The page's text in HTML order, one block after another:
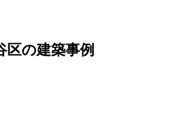
区の建築事例